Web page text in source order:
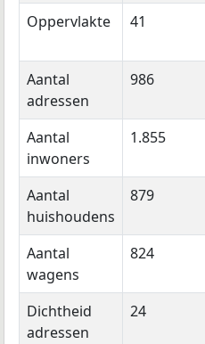
Oppervlakte 41
Aantal
adressen
986
Aantal
inwoners
1.855
Aantal
huishoudens
879
Aantal
wagens
824
Dichtheid
adressen
24